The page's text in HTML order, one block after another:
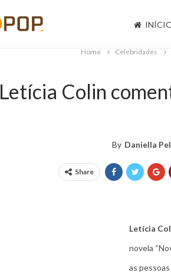
Home Celebridades
Letícia Colin
By Daniella
Share
Letícia
novela
as